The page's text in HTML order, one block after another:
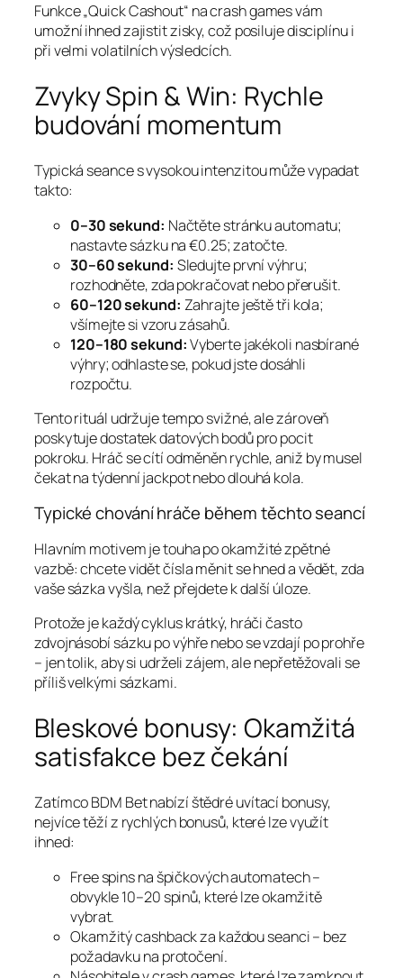
Funkce „Quick Cashout“ na crash games vám
umožní ihned zajistit zisky, což posiluje disciplínu i
při velmi volatilních výsledcích.
Zvyky Spin & Win: Rychle
budování momentum
Typická seance s vysokou intenzitou může vypadat
takto:
0–30 sekund: Načtěte stránku automatu;
nastavte sázku na €0.25; zatočte.
30–60 sekund: Sledujte první výhru;
rozhodněte, zda pokračovat nebo přerušit.
60–120 sekund: Zahrajte ještě tři kola;
všímejte si vzoru zásahů.
120–180 sekund:Vyberte jakékoli nasbírané
výhry; odhlaste se, pokud jste dosáhli
rozpočtu.
Tento rituál udržuje tempo svižné, ale zároveň
poskytuje dostatek datových bodů pro pocit
pokroku. Hráč se cítí odměněn rychle, aniž by musel
čekat na týdenní jackpot nebo dlouhá kola.
Typické chování hráče během těchto seancí
Hlavním motivem je touha po okamžité zpětné
vazbě: chcete vidět čísla měnit se hned a vědět, zda
vaše sázka vyšla, než přejdete k další úloze.
Protože je každý cyklus krátký, hráči často
zdvojnásobí sázku po výhře nebo se vzdají po prohře
– jen tolik, aby si udrželi zájem, ale nepřetěžovali se
příliš velkými sázkami.
Bleskové bonusy: Okamžitá
satisfakce bez čekání
Zatímco BDM Bet nabízí štědré uvítací bonusy,
nejvíce těží z rychlých bonusů, které lze využít
ihned:
Free spins na špičkových automatech –
obvykle 10–20 spinů, které lze okamžitě
vybrat.
Okamžitý cashback za každou seanci – bez
požadavku na protočení.